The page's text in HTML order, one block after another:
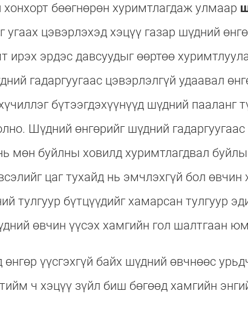
хонхорт бөөгнөрөн хуримтлагдаж улмаар
угаах цэвэрлэхэд хэцүү газар шүдний
ирэх эрдэс давсуудыг өөртөө
гадаргуугаас цэвэрлэлгүй удаавал
бүтээгдэхүүнүүд шүдний
Шүдний өнгөрийг шүдний
мөн буйлны ховилд хуримтлагдвал
цаг тухайд нь эмчлэхгүй бол
тулгуур бүтцүүдийг хамарсан тулгуур
өвчин үүсэх хамгийн гол шалтгаан
үүсгэхгүй байх шүдний өвчнөөс
ч хэцүү зүйл биш бөгөөд хамгийн